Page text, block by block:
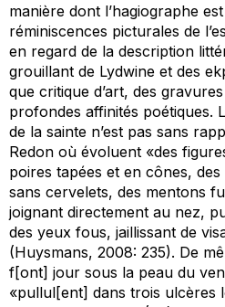
manière dont l’hagiographe
réminiscences picturales de
en regard de la description
grouillant de Lydwine et des
que critique d’art, des
profondes affinités poétiques.
de la sainte n’est pas sans
Redon où évoluent «des
poires tapées et en cônes,
sans cervelets, des mentons
joignant directement au nez,
des yeux fous, jaillissant de
(Huysmans, 2008: 235). De
f[ont] jour sous la peau du
«pullul[ent] dans trois ulcères